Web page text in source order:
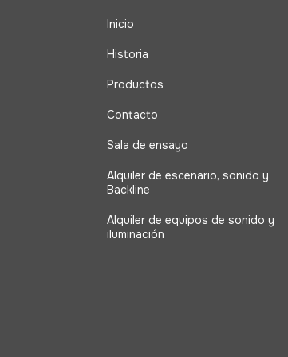
Inicio
Historia
Productos
Contacto
Sala de ensayo
Alquiler de escenario, sonido y
Backline
Alquiler de equipos de sonido y
iluminación